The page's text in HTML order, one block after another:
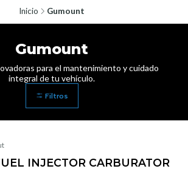
Inicio Gumount
Gumount
para el mantenimiento y cuidado
integral de tu vehículo.
Filtros
INJECTOR CARBURATOR